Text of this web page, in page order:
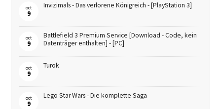
oct
9
Invizimals - Das verlorene Königreich - [PlayStation 3]
oct
9
Battlefield 3 Premium Service [Download - Code, kein
Datenträger enthalten] - [PC]
oct
9
Turok
oct
9
Lego Star Wars - Die komplette Saga